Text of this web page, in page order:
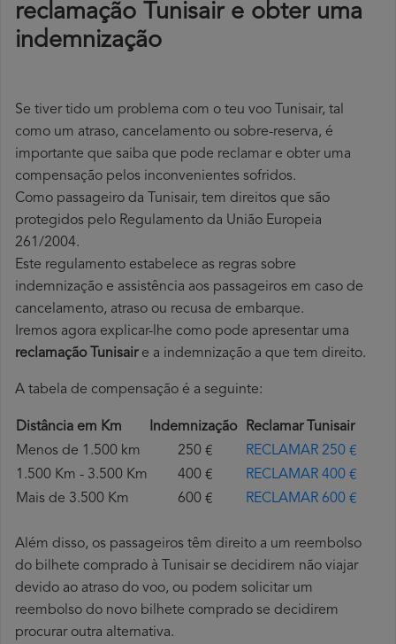
reclamação Tunisair e obter uma
indemnização
Se tiver tido um problema com o teu voo Tunisair, tal
como um atraso, cancelamento ou sobre-reserva, é
importante que saiba que pode reclamar e obter uma
compensação pelos inconvenientes sofridos.
Como passageiro da Tunisair, tem direitos que são
protegidos pelo Regulamento da União Europeia
261/2004.
Este regulamento estabelece as regras sobre
indemnização e assistência aos passageiros em caso de
cancelamento, atraso ou recusa de embarque.
Iremos agora explicar-lhe como pode apresentar uma
reclamação Tunisaire a indemnização a que tem direito.
A tabela de compensação é a seguinte:
Distância em Km Indemnização
Reclamar Tunisair
Menos de 1.500 km
250 €
RECLAMAR 250 €
1.500 Km - 3.500 Km
400 €
RECLAMAR 400 €
Mais de 3.500 Km
600 € RECLAMAR 600 €
Além disso, os passageiros têm direito a um reembolso
do bilhete comprado à Tunisair se decidirem não viajar
devido ao atraso do voo, ou podem solicitar um
reembolso do novo bilhete comprado se decidirem
procurar outra alternativa.